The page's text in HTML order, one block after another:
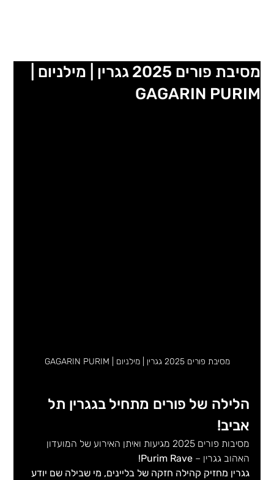
מסיבת פורים 2025 גגרין | מילניום |
GAGARIN PURIM
מסיבת פורים 2025 גגרין | מילניום | GAGARIN PURIM
הלילה של פורים מתחיל בגגרין תל
אביב!
מסיבות פורים 2025 מגיעות ואיתן האירוע של המועדון
האהוב גגרין – Purim Rave!
גגרין מחזיק קהילה חזקה של בליינים, מי שבילה שם יודע